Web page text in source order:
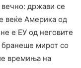
држави се
веќе Америка од
е ЕУ од неговите
бранеше мирот со
времиња на